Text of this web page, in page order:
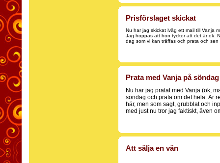
Prisförslaget skickat
Nu har jag skickat iväg ett mail till Vanja
Jag hoppas att hon tycker att det är ok.
dag som vi kan träffas och prata och
Prata med Vanja på söndag
Nu har jag pratat med Vanja (ok,
söndag och prata om det hela. Är
här, men som sagt, grubblat och
med just nu tror jag faktiskt, även
Att sälja en vän